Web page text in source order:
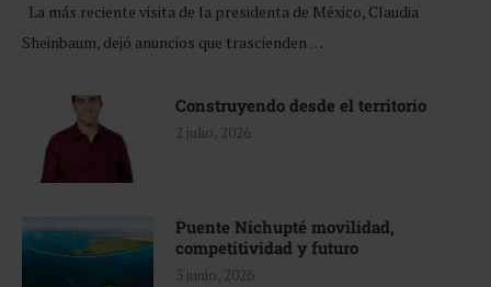
La más reciente visita de la presidenta de México, Claudia
Sheinbaum, dejó anuncios que trascienden …
Construyendo desde el territorio
2 julio, 2026
Puente Nichupté movilidad,
competitividad y futuro
3 junio, 2026